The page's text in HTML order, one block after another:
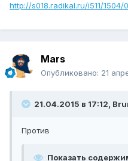
http://s018.radikal.ru/i511/
Mars
Опубликовано: 21
21.04.2015 в 17:12,
Против
Показать